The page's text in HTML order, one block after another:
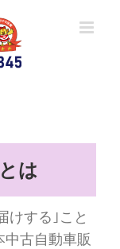
は
けする｣こと
中古自動車販